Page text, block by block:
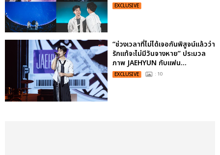
EXCLUSIVE
“ช่วงเวลาที่ไม่ได้เจอกันพิสูจน์แล้วว่า
รักแท้จะไม่มีวันจางหาย” ประมวล
ภาพ JAEHYUN กับแฟน...
EXCLUSIVE : 10